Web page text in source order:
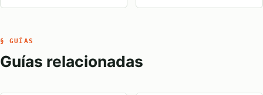
§ GUÍAS
Guías relacionadas